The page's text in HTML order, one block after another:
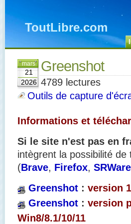
ToutLibre.com
mars
21
2026
Greenshot
4789 lectures
Outils de capture
Informations et
Si le site n'est pas en
intègrent la possibilité
(Brave, Firefox,
Greenshot : version
Greenshot : version
Win8/8.1/10/11